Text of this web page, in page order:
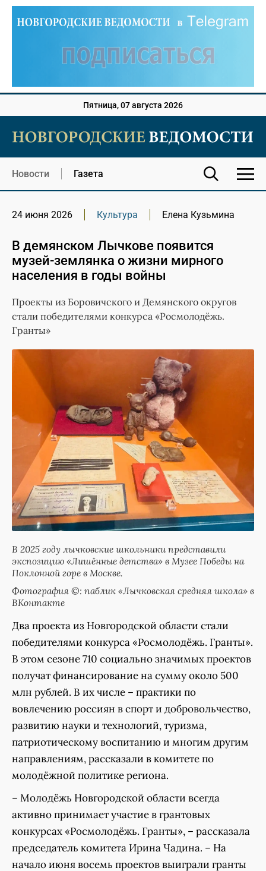
Пятница, 07 августа 2026
Новости Газета
24 июня 2026 Культура Елена Кузьмина
В демянском Лычкове появится
музей-землянка о жизни мирного
населения в годы войны
Проекты из Боровичского и Демянского округов
стали победителями конкурса «Росмолодёжь.
Гранты»
В 2025 году лычковские школьники представили
экспозицию «Лишённые детства» в Музее Победы на
Поклонной горе в Москве.
Фотография ©: паблик «Лычковская средняя школа» в
ВКонтакте
Два проекта из Новгородской области стали
победителями конкурса «Росмолодёжь. Гранты».
В этом сезоне 710 социально значимых проектов
получат финансирование на сумму около 500
млн рублей. В их числе – практики по
вовлечению россиян в спорт и добровольчество,
развитию науки и технологий, туризма,
патриотическому воспитанию и многим другим
направлениям, рассказали в комитете по
молодёжной политике региона.
– Молодёжь Новгородской области всегда
активно принимает участие в грантовых
конкурсах «Росмолодёжь. Гранты», – рассказала
председатель комитета Ирина Чадина. – На
начало июня восемь проектов выиграли гранты